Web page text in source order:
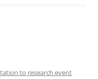
to research event